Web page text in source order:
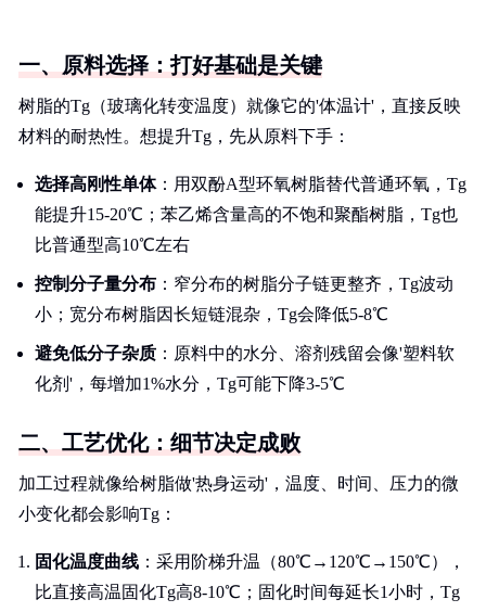
一、原料选择：打好基础是关键
树脂的Tg（玻璃化转变温度）就像它的'体温计'，直接反映
材料的耐热性。想提升Tg，先从原料下手：
选择高刚性单体：用双酚A型环氧树脂替代普通环氧，Tg
能提升15-20℃；苯乙烯含量高的不饱和聚酯树脂，Tg也
比普通型高10℃左右
控制分子量分布 ：窄分布的树脂分子链更整齐，Tg波动
小；宽分布树脂因长短链混杂，Tg会降低5-8℃
避免低分子杂质 ：原料中的水分、溶剂残留会像'塑料软
化剂'，每增加1%水分，Tg可能下降3-5℃
二、工艺优化：细节决定成败
加工过程就像给树脂做'热身运动'，温度、时间、压力的微
小变化都会影响Tg：
固化温度曲线 ：采用阶梯升温（80℃→120℃→150℃），
比直接高温固化Tg高8-10℃；固化时间每延长1小时，Tg